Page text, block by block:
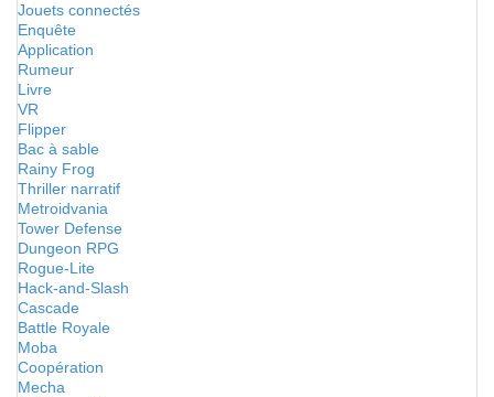
Jouets connectés
Enquête
Application
Rumeur
Livre
VR
Flipper
Bac à sable
Rainy Frog
Thriller narratif
Metroidvania
Tower Defense
Dungeon RPG
Rogue-Lite
Hack-and-Slash
Cascade
Battle Royale
Moba
Coopération
Mecha